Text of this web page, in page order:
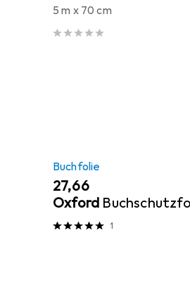
5 m x 70 cm
Buchfolie
EUR
27,66
Oxford
1